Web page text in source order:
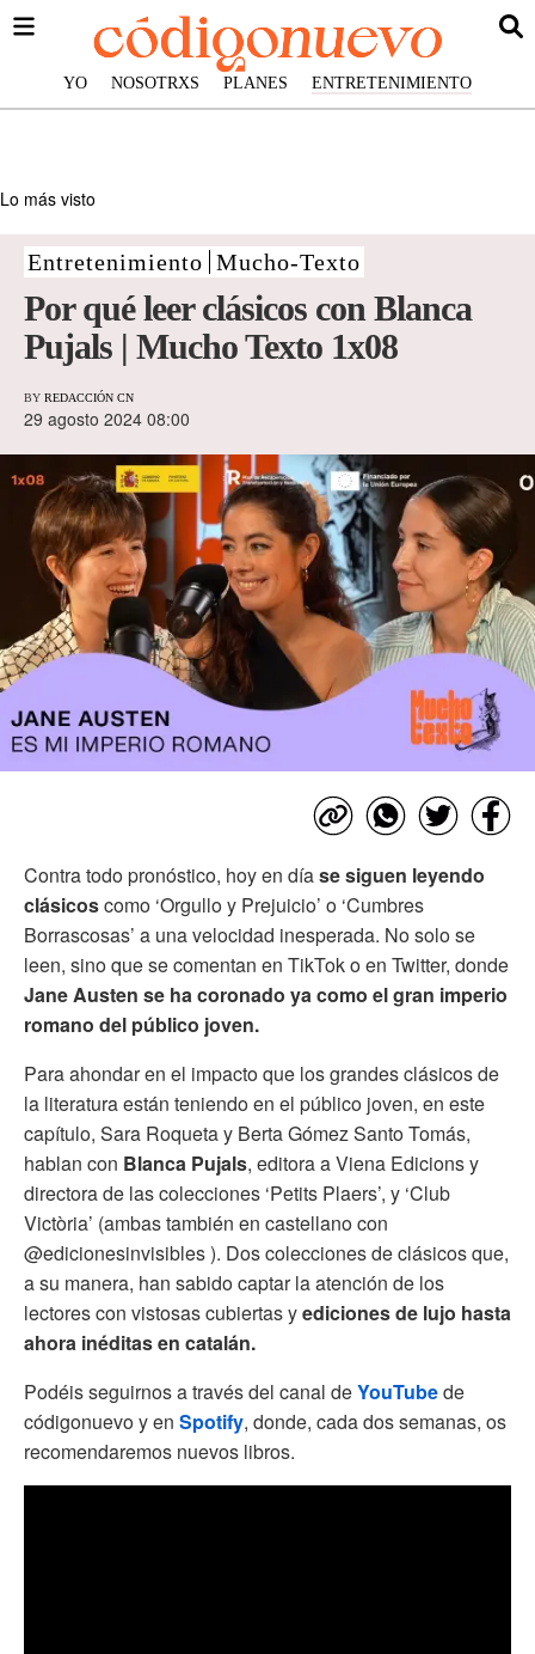
YO NOSOTRXS PLANES ENTRETENIMIENTO
Lo más visto
Entretenimiento Mucho-Texto
Por qué leer clásicos con Blanca
Pujals | Mucho Texto 1x08
BY REDACCIÓN CN
29 agosto 2024 08:00
Contra todo pronóstico, hoy en díase siguen leyendo
clásicoscomo ‘Orgullo y Prejuicio’ o ‘Cumbres
Borrascosas’ a una velocidad inesperada. No solo se
leen, sino que se comentan en TikTok o en Twitter, donde
Jane Austen se ha coronado ya como el gran imperio
romano del público joven.
Para ahondar en el impacto que los grandes clásicos de
la literatura están teniendo en el público joven, en este
capítulo, Sara Roqueta y Berta Gómez Santo Tomás,
hablan con Blanca Pujals, editora a Viena Edicions y
directora de las colecciones ‘Petits Plaers’, y ‘Club
Victòria’ (ambas también en castellano con
@‌edicionesinvisibles ). Dos colecciones de clásicos que,
a su manera, han sabido captar la atención de los
lectores con vistosas cubiertas yediciones de lujo hasta
ahora inéditas en catalán.
Podéis seguirnos a través del canal deYouTubede
códigonuevo y en Spotify, donde, cada dos semanas, os
recomendaremos nuevos libros.